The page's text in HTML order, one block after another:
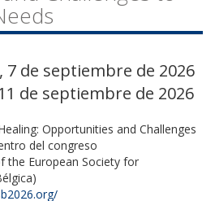
7 de septiembre de 2026
de septiembre de 2026
Opportunities and Challenges
del congreso
the European Society for